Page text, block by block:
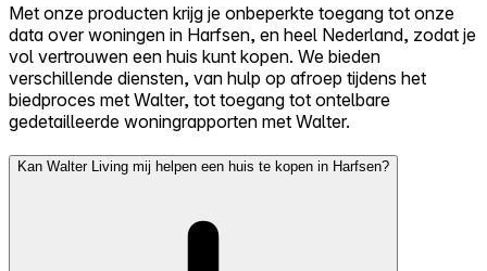
Met onze producten krijg je onbeperkte toegang tot onze
data over woningen in Harfsen, en heel Nederland, zodat je
vol vertrouwen een huis kunt kopen. We bieden
verschillende diensten, van hulp op afroep tijdens het
biedproces met Walter, tot toegang tot ontelbare
gedetailleerde woningrapporten met Walter.
Kan Walter Living mij helpen een huis te kopen in Harfsen?